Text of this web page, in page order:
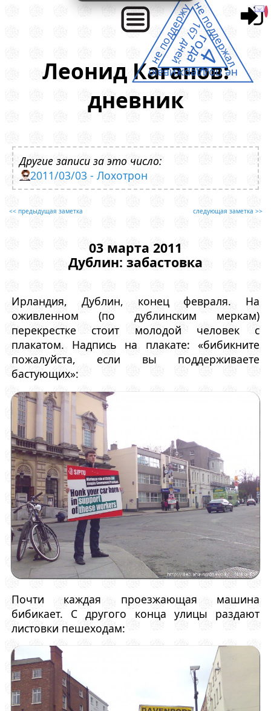
Леонид Каганов:
дневник
Другие записи за это число:
2011/03/03 - Лохотрон
<< предыдущая заметка следующая заметка >>
03 марта 2011
Дублин: забастовка
Ирландия, Дублин, конец февраля. На
оживленном (по дублинским меркам)
перекрестке стоит молодой человек с
плакатом. Надпись на плакате: «бибикните
пожалуйста, если вы поддерживаете
бастующих»:
Почти каждая проезжающая машина
бибикает. С другого конца улицы раздают
листовки пешеходам:
не поддержал
не поддерживаю
не поддержу4
года
167 дней